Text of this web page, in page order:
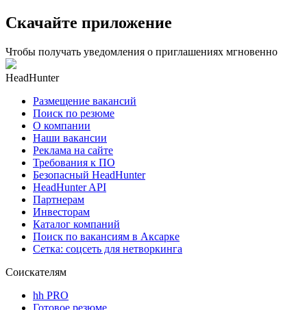
Скачайте приложение
Чтобы получать уведомления о приглашениях мгновенно
HeadHunter
Размещение вакансий
Поиск по резюме
О компании
Наши вакансии
Реклама на сайте
Требования к ПО
Безопасный HeadHunter
HeadHunter API
Партнерам
Инвесторам
Каталог компаний
Поиск по вакансиям в Аксарке
Сетка: соцсеть для нетворкинга
Соискателям
hh PRO
Готовое резюме